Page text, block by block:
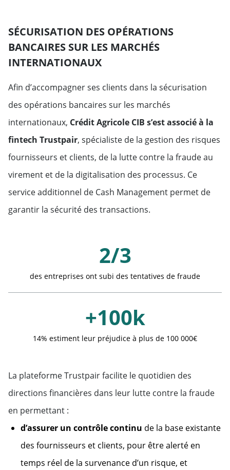
SÉCURISATION DES OPÉRATIONS
BANCAIRES SUR LES MARCHÉS
INTERNATIONAUX
Afin d’accompagner ses clients dans la sécurisation
des opérations bancaires sur les marchés
internationaux, Crédit Agricole CIB s’est associé à la
fintech Trustpair, spécialiste de la gestion des risques
fournisseurs et clients, de la lutte contre la fraude au
virement et de la digitalisation des processus. Ce
service additionnel de Cash Management permet de
garantir la sécurité des transactions.
2/3
des entreprises ont subi des tentatives de fraude
+100k
14% estiment leur préjudice à plus de 100 000€
La plateforme Trustpair facilite le quotidien des
directions financières dans leur lutte contre la fraude
en permettant :
d’assurer un contrôle continu de la base existante
des fournisseurs et clients, pour être alerté en
temps réel de la survenance d’un risque, et